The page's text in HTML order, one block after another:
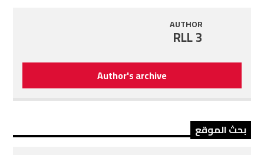
AUTHOR
RLL 3
Author's archive
بحث الموقع